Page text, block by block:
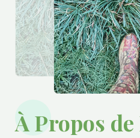
À Propos de